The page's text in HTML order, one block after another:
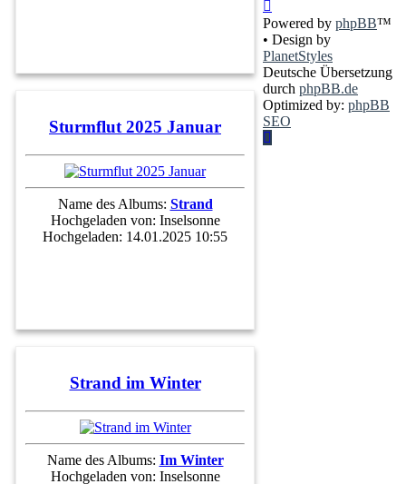
Sturmflut 2025 Januar
Name des Albums: Strand
Hochgeladen von: Inselsonne
Hochgeladen: 14.01.2025 10:55
Strand im Winter
Name des Albums: Im Winter
Hochgeladen von: Inselsonne
Powered by phpBB™
• Design by
PlanetStyles
Deutsche Übersetzung
durch phpBB.de
Optimized by: phpBB
SEO